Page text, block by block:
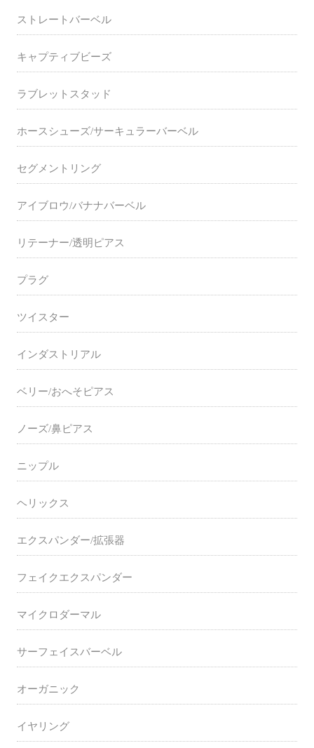
ストレートバーベル
キャプティブビーズ
ラブレットスタッド
ホースシューズ/サーキュラーバーベル
セグメントリング
アイブロウ/バナナバーベル
リテーナー/透明ピアス
プラグ
ツイスター
インダストリアル
ベリー/おへそピアス
ノーズ/鼻ピアス
ニップル
ヘリックス
エクスパンダー/拡張器
フェイクエクスパンダー
マイクロダーマル
サーフェイスバーベル
オーガニック
イヤリング